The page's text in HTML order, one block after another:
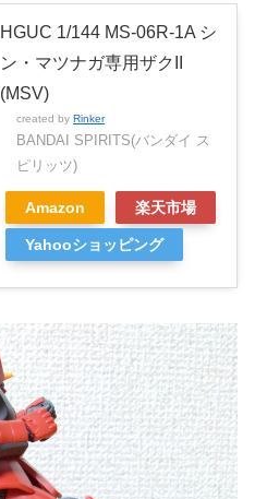
HGUC 1/144 MS-06R-1A シ
ン・マツナガ専用ザクII
(MSV)
created by Rinker
BANDAI SPIRITS(バンダイ ス
ピリッツ)
Amazon 楽天市場
Yahooショッピング